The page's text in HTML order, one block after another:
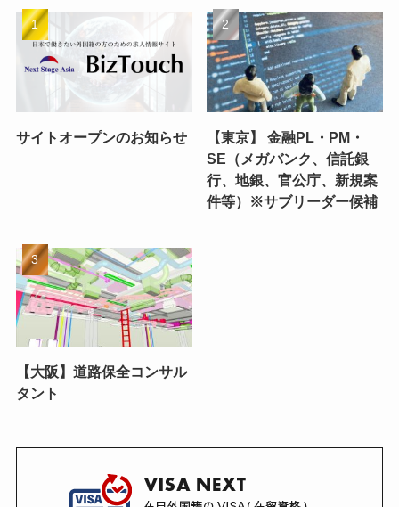
サイトオープンのお知らせ
【東京】 金融PL・PM・
SE（メガバンク、信託銀
行、地銀、官公庁、新規案
件等）※サブリーダー候補
【大阪】道路保全コンサル
タント